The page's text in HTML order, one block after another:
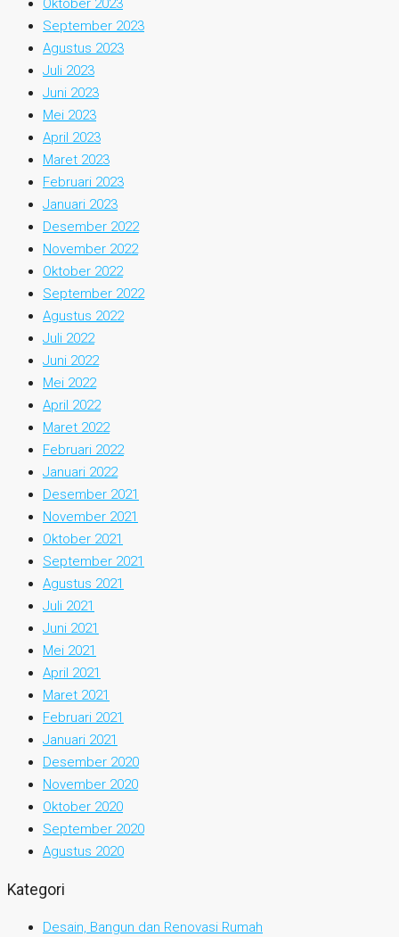
Oktober 2023
September 2023
Agustus 2023
Juli 2023
Juni 2023
Mei 2023
April 2023
Maret 2023
Februari 2023
Januari 2023
Desember 2022
November 2022
Oktober 2022
September 2022
Agustus 2022
Juli 2022
Juni 2022
Mei 2022
April 2022
Maret 2022
Februari 2022
Januari 2022
Desember 2021
November 2021
Oktober 2021
September 2021
Agustus 2021
Juli 2021
Juni 2021
Mei 2021
April 2021
Maret 2021
Februari 2021
Januari 2021
Desember 2020
November 2020
Oktober 2020
September 2020
Agustus 2020
Kategori
Desain, Bangun dan Renovasi Rumah